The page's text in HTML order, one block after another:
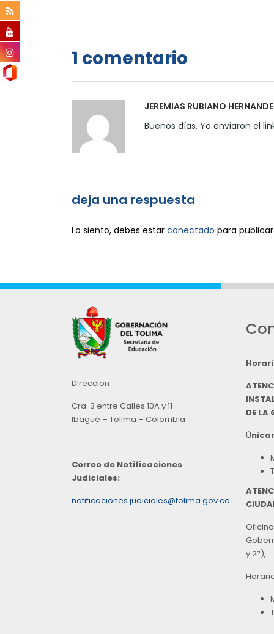
1 comentario
JEREMIAS RUBIANO
Buenos días. Yo enviaron el
deja una respuesta
Lo siento, debes estar conectado para
Direccion
Cra. 3 entre Calles 10A y 11
Ibagué – Tolima – Colombia
Correo de Notificaciones
Judiciales:
notificaciones.judiciales@tolima.gov.co
DE LA
Ú
y 2ª),